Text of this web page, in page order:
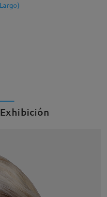
Largo)